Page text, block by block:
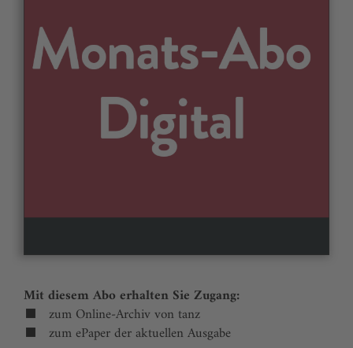
Mit diesem Abo erhalten Sie Zugang:
zum Online-Archiv von tanz
zum ePaper der aktuellen Ausgabe